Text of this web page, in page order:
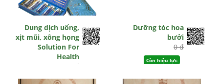
Dung dịch uống,
xịt mũi, xông họng
Solution For
Health
0 đ
Còn hiệu lực
Dưỡng tóc hoa
bưởi
0 đ
Còn hiệu lực